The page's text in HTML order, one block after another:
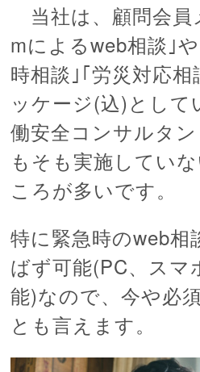
当社は、顧問会員
mによるweb相談｣
時相談｣｢労災対応
ッケージ(込)として
働安全コンサルタ
もそも実施してい
ころが多いです。
特に緊急時のweb相
ばず可能(PC、スマ
能)なので、今や必
とも言えます。